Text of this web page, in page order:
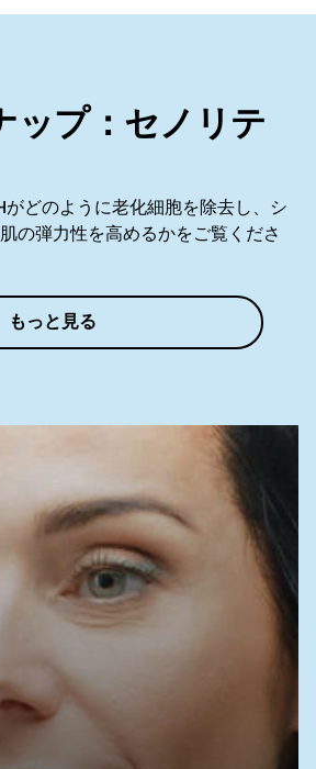
ップ：セノリテ
がどのように老化細胞を除去し、シ
の弾力性を高めるかをご覧くださ
もっと見る